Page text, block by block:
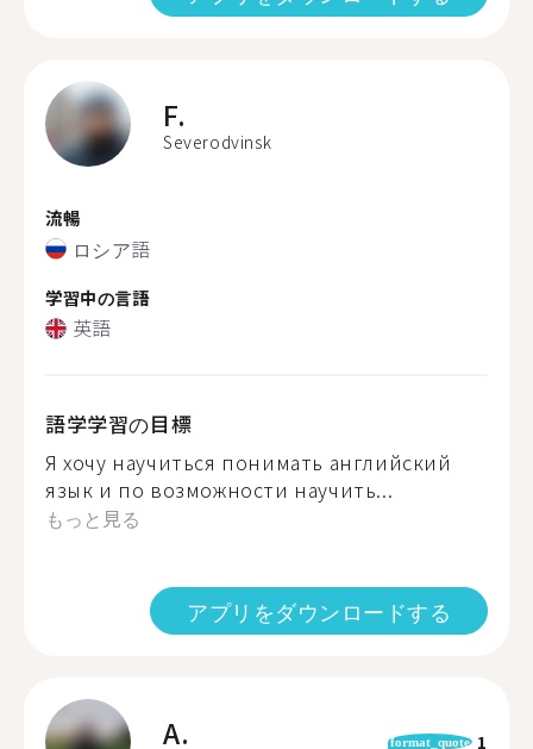
F.
Severodvinsk
流暢
ロシア語
学習中の言語
英語
語学学習の目標
Я хочу научиться понимать английский
язык и по возможности научить...
もっと見る
アプリをダウンロードする
A. format_quote 1